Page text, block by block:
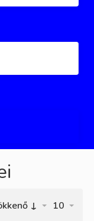
10
↓